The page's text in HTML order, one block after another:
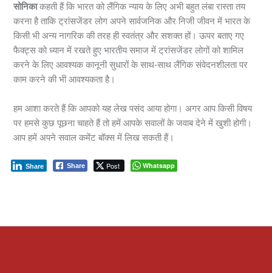
सोनिका कहती हैं कि भारत को लैंगिक न्याय के लिए अभी बहुत लंबा रास्ता तय
करना है ताकि ट्रांसजेंडर लोग अपने सार्वजनिक और निजी जीवन में भारत के
किसी भी अन्य नागरिक की तरह ही स्वतंत्र और सशक्त हों। ऊपर बताए गए
फैक्ट्स को ध्यान में रखते हुए भारतीय समाज में ट्रांसजेंडर लोगों को शामिल
करने के लिए आवश्यक कानूनी सुधारों के साथ-साथ लैंगिक संवेदनशीलता पर
काम करने की भी आवश्यकता है।
हम आशा करते हैं कि आपको यह लेख पसंद आया होगा। अगर आप किसी विषय
पर हमसे कुछ पूछना चाहते हैं तो हमें आपके सवालों के जवाब देने में खुशी होगी।
आप हमें अपने सवाल कमेंट बॉक्स में लिख सकती हैं।
Share Post
Share Whatsapp